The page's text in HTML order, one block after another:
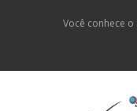
Você conhece o